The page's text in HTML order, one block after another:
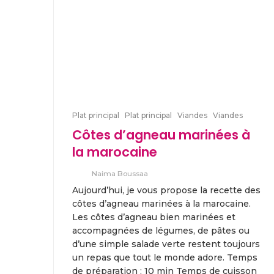
Plat principal Plat principal Viandes Viandes
Côtes d’agneau marinées à
la marocaine
Naima Boussaa
Aujourd’hui, je vous propose la recette des
côtes d’agneau marinées à la marocaine.
Les côtes d’agneau bien marinées et
accompagnées de légumes, de pâtes ou
d’une simple salade verte restent toujours
un repas que tout le monde adore. Temps
de préparation : 10 min Temps de cuisson